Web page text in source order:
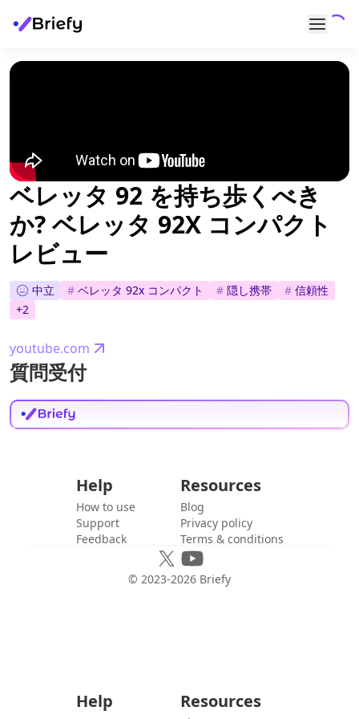
ベレッタ 92 を持ち歩くべき
か? ベレッタ 92X コンパクト
レビュー
中立 # ベレッタ 92x コンパクト # 隠し携帯 # 信頼性
+2
youtube.com
質問受付
Help
How to use
Support
Feedback
Resources
Blog
Privacy policy
Terms & conditions
© 2023-2026 Briefy
Help Resources